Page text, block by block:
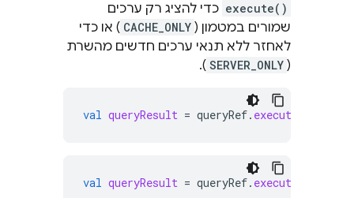
execute() כדי להציג רק ערכים
שמורים במטמון ( CACHE_ONLY ) או כדי
לאחזר ללא תנאי ערכים חדשים מהשרת
(
SERVER_ONLY
).
val queryResult = queryRef. execute
val queryResult = queryRef. execute